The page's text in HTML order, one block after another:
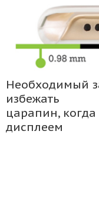
Необходимый
избежать
царапин,
дисплеем